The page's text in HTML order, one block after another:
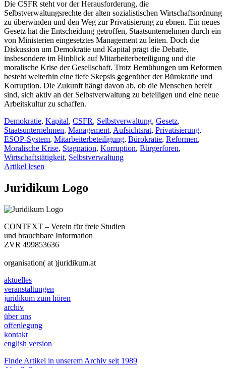
Die CSFR steht vor der Herausforderung, die
Selbstverwaltungsrechte der alten sozialistischen Wirtschaftsordnung
zu überwinden und den Weg zur Privatisierung zu ebnen. Ein neues
Gesetz hat die Entscheidung getroffen, Staatsunternehmen durch ein
von Ministerien eingesetztes Management zu leiten. Doch die
Diskussion um Demokratie und Kapital prägt die Debatte,
insbesondere im Hinblick auf Mitarbeiterbeteiligung und die
moralische Krise der Gesellschaft. Trotz Bemühungen um Reformen
besteht weiterhin eine tiefe Skepsis gegenüber der Bürokratie und
Korruption. Die Zukunft hängt davon ab, ob die Menschen bereit
sind, sich aktiv an der Selbstverwaltung zu beteiligen und eine neue
Arbeitskultur zu schaffen.
Demokratie, Kapital, CSFR, Selbstverwaltung, Gesetz,
Staatsunternehmen, Management, Aufsichtsrat, Privatisierung,
ESOP-System, Mitarbeiterbeteiligung, Bürokratie, Reformen,
Moralische Krise, Stagnation, Korruption, Bürgerforen,
Wirtschaftstätigkeit, Selbstverwaltung
Artikel lesen
Juridikum Logo
CONTEXT – Verein für freie Studien
und brauchbare Information
ZVR 499853636
organisation( at )juridikum.at
aktuelles
veranstaltungen
juridikum zum hören
archiv
über uns
offenlegung
kontakt
english version
Finde Artikel in unserem Archiv seit 1989